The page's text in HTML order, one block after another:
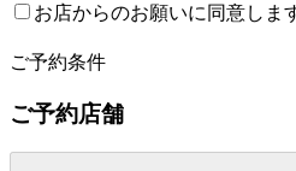
お店からのお願いに同意しま
ご予約条件
ご予約店舗